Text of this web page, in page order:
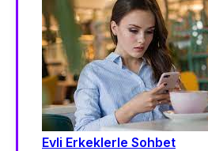
Evli Erkeklerle Sohbet